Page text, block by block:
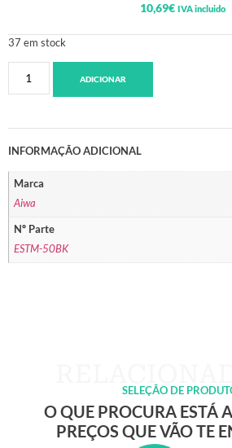
10,69€ IVA incluido
37 em stock
ADICIONAR
INFORMAÇÃO ADICIONAL
Marca
Aiwa
Nº Parte
ESTM-50BK
SELEÇÃO DE
O QUE PROCURA ESTÁ
PREÇOS QUE VÃO TE